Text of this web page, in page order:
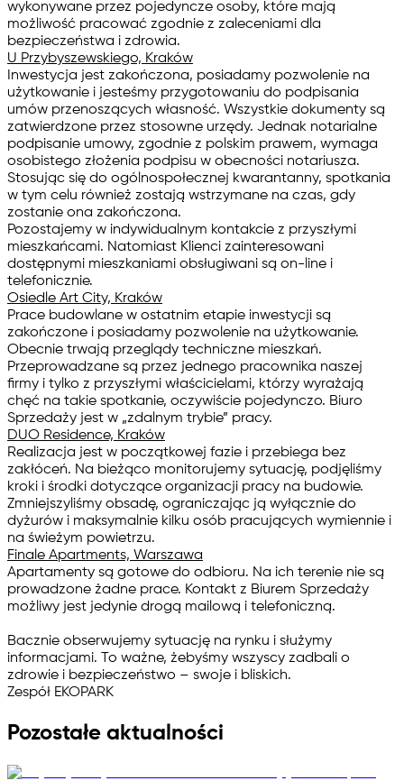
wykonywane przez pojedyncze osoby, które mają
możliwość pracować zgodnie z zaleceniami dla
bezpieczeństwa i zdrowia.
U Przybyszewskiego, Kraków
Inwestycja jest zakończona, posiadamy pozwolenie na
użytkowanie i jesteśmy przygotowaniu do podpisania
umów przenoszących własność. Wszystkie dokumenty są
zatwierdzone przez stosowne urzędy. Jednak notarialne
podpisanie umowy, zgodnie z polskim prawem, wymaga
osobistego złożenia podpisu w obecności notariusza.
Stosując się do ogólnospołecznej kwarantanny, spotkania
w tym celu również zostają wstrzymane na czas, gdy
zostanie ona zakończona.
Pozostajemy w indywidualnym kontakcie z przyszłymi
mieszkańcami. Natomiast Klienci zainteresowani
dostępnymi mieszkaniami obsługiwani są on-line i
telefonicznie.
Osiedle Art City, Kraków
Prace budowlane w ostatnim etapie inwestycji są
zakończone i posiadamy pozwolenie na użytkowanie.
Obecnie trwają przeglądy techniczne mieszkań.
Przeprowadzane są przez jednego pracownika naszej
firmy i tylko z przyszłymi właścicielami, którzy wyrażają
chęć na takie spotkanie, oczywiście pojedynczo. Biuro
Sprzedaży jest w „zdalnym trybie” pracy.
DUO Residence, Kraków
Realizacja jest w początkowej fazie i przebiega bez
zakłóceń. Na bieżąco monitorujemy sytuację, podjęliśmy
kroki i środki dotyczące organizacji pracy na budowie.
Zmniejszyliśmy obsadę, ograniczając ją wyłącznie do
dyżurów i maksymalnie kilku osób pracujących wymiennie i
na świeżym powietrzu.
Finale Apartments, Warszawa
Apartamenty są gotowe do odbioru. Na ich terenie nie są
prowadzone żadne prace. Kontakt z Biurem Sprzedaży
możliwy jest jedynie drogą mailową i telefoniczną.
Bacznie obserwujemy sytuację na rynku i służymy
informacjami. To ważne, żebyśmy wszyscy zadbali o
zdrowie i bezpieczeństwo – swoje i bliskich.
Zespół EKOPARK
Pozostałe aktualności